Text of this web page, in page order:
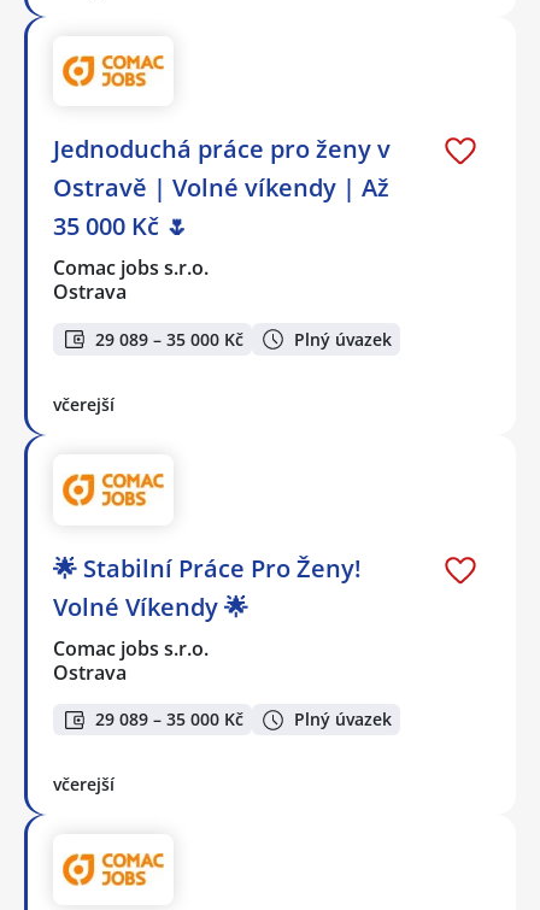
Jednoduchá práce pro ženy v
Ostravě | Volné víkendy | Až
35 000 Kč 🌷
Comac jobs s.r.o.
Ostrava
29 089 – 35 000 Kč Plný úvazek
včerejší
🌟 Stabilní Práce Pro Ženy!
Volné Víkendy 🌟
Comac jobs s.r.o.
Ostrava
29 089 – 35 000 Kč Plný úvazek
včerejší